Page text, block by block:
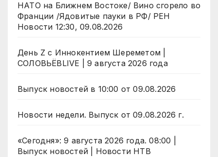
НАТО на Ближнем Востоке/ Вино сгорело во
Франции /Ядовитые пауки в РФ/ РЕН
Новости 12:30, 09.08.2026
День Z с Иннокентием Шереметом |
СОЛОВЬЁВLIVE | 9 августа 2026 года
Выпуск новостей в 10:00 от 09.08.2026
Новости недели. Выпуск от 09.08.2026 г.
«Сегодня»: 9 августа 2026 года. 08:00 |
Выпуск новостей | Новости НТВ